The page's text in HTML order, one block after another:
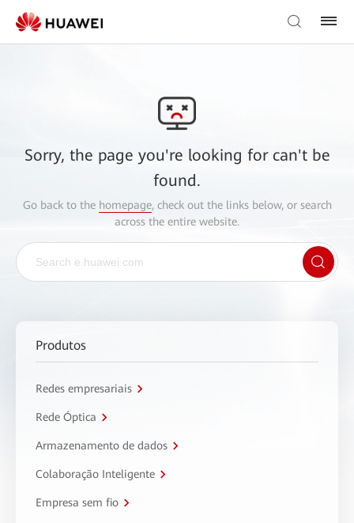
Sorry, the page you're looking for can't be
found.
Go back to the homepage, check out the links below, or search
across the entire website.
Produtos
Redes empresariais
Rede Óptica
Armazenamento de dados
Colaboração Inteligente
Empresa sem fio